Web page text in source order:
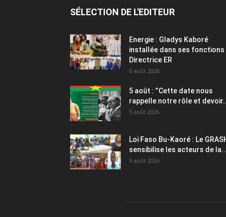
SÉLECTION DE L'EDITEUR
Energie : Gladys Kaboré
installée dans ses fonctions
Directrice ER
6 août 2026
5 août : ”Cette date nous
rappelle notre rôle et
5 août 2026
Loi Faso Bu-Kaoré : Le
sensibilise les acteurs de
5 août 2026